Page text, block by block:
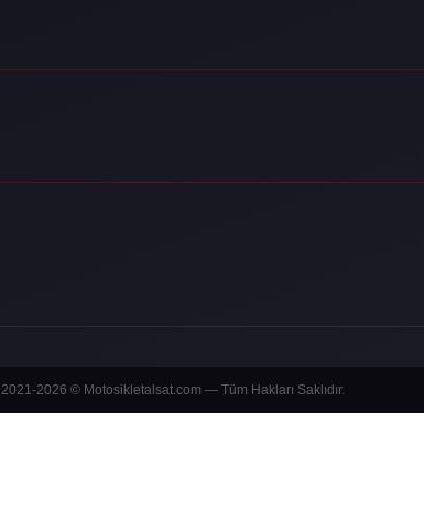
2021-2026 © Motosikletalsat.com — Tüm Hakları Saklıdır.